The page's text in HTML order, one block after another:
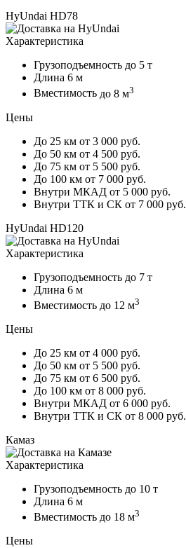
HyUndai HD78
Характеристика
Грузоподъемность до 5 т
Длина 6 м
Вместимость до 8 м3
Цены
До 25 км от 3 000 руб.
До 50 км от 4 500 руб.
До 75 км от 5 500 руб.
До 100 км от 7 000 руб.
Внутри МКАД от 5 000 руб.
Внутри ТТК и СК от 7 000 руб.
HyUndai HD120
Характеристика
Грузоподъемность до 7 т
Длина 6 м
Вместимость до 12 м3
Цены
До 25 км от 4 000 руб.
До 50 км от 5 500 руб.
До 75 км от 6 500 руб.
До 100 км от 8 000 руб.
Внутри МКАД от 6 000 руб.
Внутри ТТК и СК от 8 000 руб.
Камаз
Характеристика
Грузоподъемность до 10 т
Длина 6 м
Вместимость до 18 м3
Цены